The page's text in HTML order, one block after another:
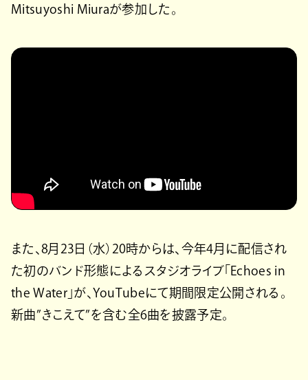
Mitsuyoshi Miuraが参加した。
また、8月23日（水）20時からは、今年4月に配信され
た初のバンド形態によるスタジオライブ「Echoes in
the Water」が、YouTubeにて期間限定公開される。
新曲”きこえて”を含む全6曲を披露予定。